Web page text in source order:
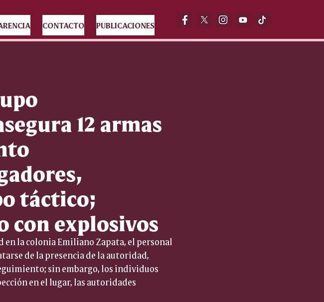
CONTACTO PUBLICACIONES
12 armas
táctico;
con explosivos
la colonia Emiliano Zapata, el personal
de la presencia de la autoridad,
sin embargo, los individuos
en el lugar, las autoridades